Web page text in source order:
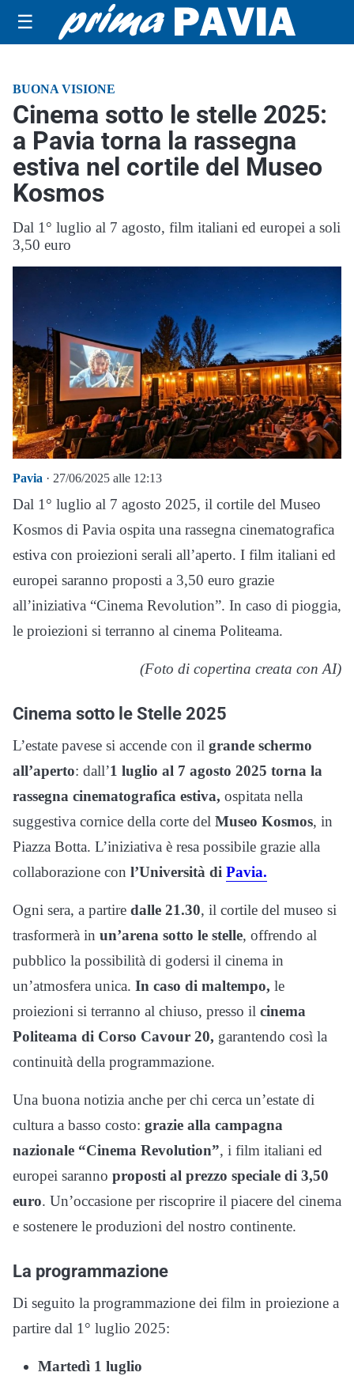
☰
BUONA VISIONE
Cinema sotto le stelle 2025:
a Pavia torna la rassegna
estiva nel cortile del Museo
Kosmos
Dal 1° luglio al 7 agosto, film italiani ed europei a soli
3,50 euro
Pavia · 27/06/2025 alle 12:13
Dal 1° luglio al 7 agosto 2025, il cortile del Museo
Kosmos di Pavia ospita una rassegna cinematografica
estiva con proiezioni serali all’aperto. I film italiani ed
europei saranno proposti a 3,50 euro grazie
all’iniziativa “Cinema Revolution”. In caso di pioggia,
le proiezioni si terranno al cinema Politeama.
(Foto di copertina creata con AI)
Cinema sotto le Stelle 2025
L’estate pavese si accende con il grande schermo
all’aperto: dall’1 luglio al 7 agosto 2025 torna la
rassegna cinematografica estiva, ospitata nella
suggestiva cornice della corte del Museo Kosmos, in
Piazza Botta. L’iniziativa è resa possibile grazie alla
collaborazione con l’Università di Pavia.
Ogni sera, a partire dalle 21.30, il cortile del museo si
trasformerà in un’arena sotto le stelle, offrendo al
pubblico la possibilità di godersi il cinema in
un’atmosfera unica. In caso di maltempo, le
proiezioni si terranno al chiuso, presso il cinema
Politeama di Corso Cavour 20, garantendo così la
continuità della programmazione.
Una buona notizia anche per chi cerca un’estate di
cultura a basso costo: grazie alla campagna
nazionale “Cinema Revolution”, i film italiani ed
europei saranno proposti al prezzo speciale di 3,50
euro. Un’occasione per riscoprire il piacere del cinema
e sostenere le produzioni del nostro continente.
La programmazione
Di seguito la programmazione dei film in proiezione a
partire dal 1° luglio 2025:
Martedì 1 luglio